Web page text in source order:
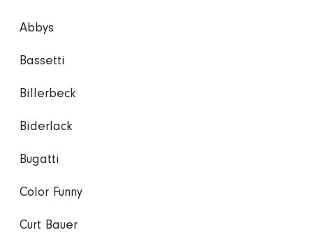
Abbys
Bassetti
Billerbeck
Biderlack
Bugatti
Color Funny
Curt Bauer